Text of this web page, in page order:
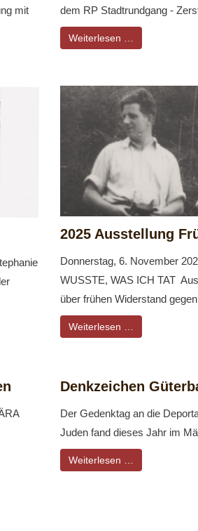
mit
dem RP Stadtrundgang -
Weiterlesen …
2025 Ausstellung
Donnerstag, 6. November
WUSSTE, WAS ICH TAT
über frühen Widerstand
Weiterlesen …
Denkzeichen
Der Gedenktag an die
Juden fand dieses Jahr im
Weiterlesen …